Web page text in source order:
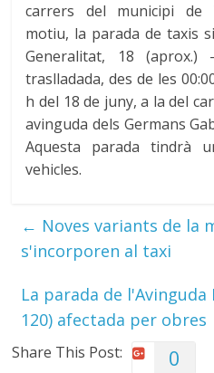
carrers del municipi de
motiu, la parada de taxis
Generalitat, 18 (aprox.)
traslladada, des de les
h del 18 de juny, a la del
avinguda dels Germans
Aquesta parada tindrà
vehicles.
← Noves variants de la
s'incorporen al taxi
La parada de l'Avinguda
120) afectada per obres
Share This Post: 0